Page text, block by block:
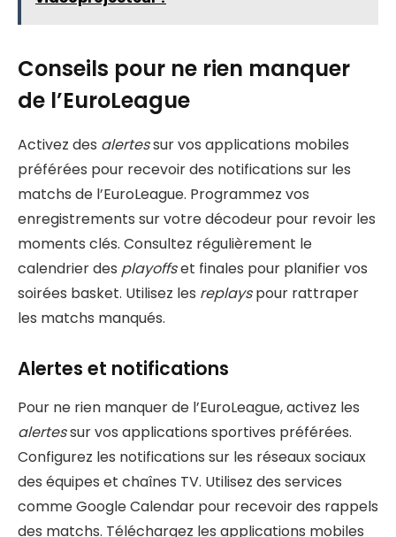
Conseils pour ne rien manquer
de l’EuroLeague
Activez des alertessur vos applications mobiles
préférées pour recevoir des notifications sur les
matchs de l’EuroLeague. Programmez vos
enregistrements sur votre décodeur pour revoir les
moments clés. Consultez régulièrement le
calendrier des playoffset finales pour planifier vos
soirées basket. Utilisez les replayspour rattraper
les matchs manqués.
Alertes et notifications
Pour ne rien manquer de l’EuroLeague, activez les
alertessur vos applications sportives préférées.
Configurez les notifications sur les réseaux sociaux
des équipes et chaînes TV. Utilisez des services
comme Google Calendar pour recevoir des rappels
des matchs. Téléchargez les applications mobiles